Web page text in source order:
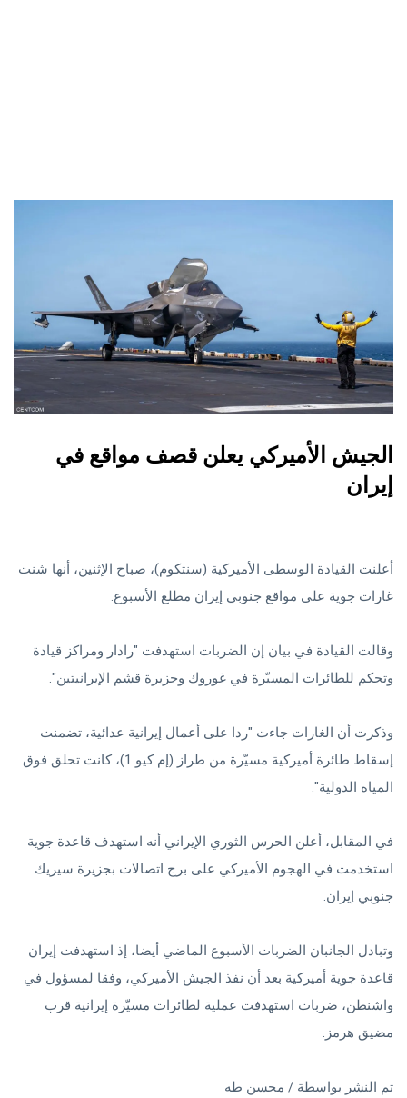
الجيش الأميركي يعلن قصف مواقع في
إيران
أعلنت القيادة الوسطى الأميركية (سنتكوم)، صباح الإثنين، أنها شنت
غارات جوية على مواقع جنوبي إيران مطلع الأسبوع.
وقالت القيادة في ⁠بيان إن الضربات استهدفت "رادار ومراكز ‌قيادة
وتحكم للطائرات المسيّرة ‌في غوروك وجزيرة قشم ‌الإيرانيتين".
وذكرت أن الغارات جاءت "ردا على أعمال ⁠إيرانية عدائية، تضمنت
⁠إسقاط طائرة أميركية مسيّرة من طراز (إم كيو 1)، كانت تحلق فوق
المياه الدولية".
في المقابل، أعلن الحرس الثوري الإيراني أنه استهدف قاعدة جوية
استخدمت في الهجوم الأميركي على برج اتصالات بجزيرة سيريك
جنوبي إيران.
وتبادل ⁠الجانبان الضربات الأسبوع الماضي أيضا، إذ استهدفت إيران
قاعدة جوية أميركية بعد أن نفذ الجيش الأميركي، وفقا لمسؤول في
واشنطن، ضربات استهدفت عملية ‌لطائرات مسيّرة إيرانية قرب
مضيق ​هرمز.
تم النشر بواسطة / محسن طه